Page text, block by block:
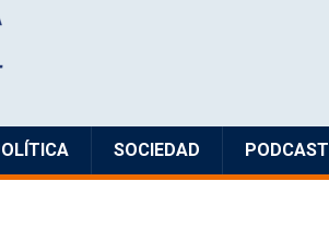
SOCIEDAD PODCAST